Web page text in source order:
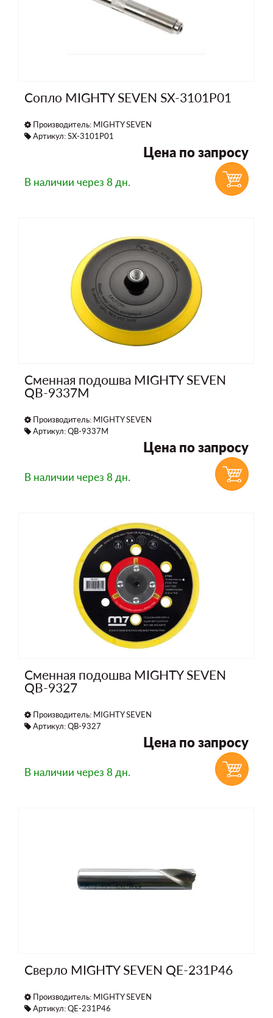
Сопло MIGHTY SEVEN SX-3101P01
Производитель: MIGHTY SEVEN
Артикул: SX-3101P01
Цена по запросу
В наличии через 8 дн.
Сменная подошва MIGHTY SEVEN
QB-9337M
Производитель: MIGHTY SEVEN
Артикул: QB-9337M
Цена по запросу
В наличии через 8 дн.
Сменная подошва MIGHTY SEVEN
QB-9327
Производитель: MIGHTY SEVEN
Артикул: QB-9327
Цена по запросу
В наличии через 8 дн.
Сверло MIGHTY SEVEN QE-231P46
Производитель: MIGHTY SEVEN
Артикул: QE-231P46